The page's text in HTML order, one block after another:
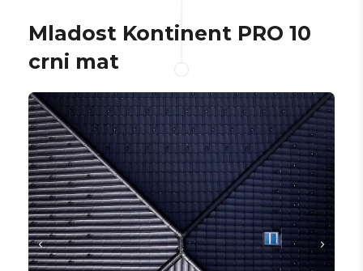
Mladost Kontinent PRO 10
crni mat​